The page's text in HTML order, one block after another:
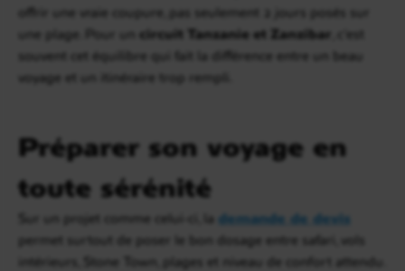
offrir une vraie coupure, pas seulement 2 jours posés sur
une plage. Pour un circuit Tanzanie et Zanzibar , c’est
souvent cet équilibre qui fait la différence entre un beau
voyage et un itinéraire trop rempli.
Préparer son voyage en
toute sérénité
Sur un projet comme celui-ci, la demande de devis
permet surtout de poser le bon dosage entre safari, vols
intérieurs, Stone Town, plages et niveau de confort attendu.